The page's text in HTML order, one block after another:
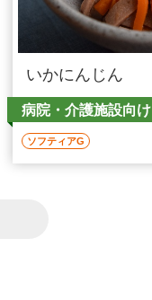
いかにんじん
病院・介護施設向け
ソフティアG